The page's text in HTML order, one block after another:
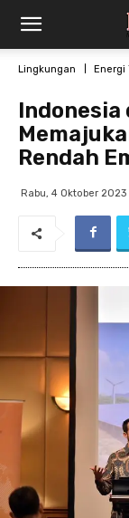
Lingkungan Energi
Rendah
Rabu, 4 Oktober 2023